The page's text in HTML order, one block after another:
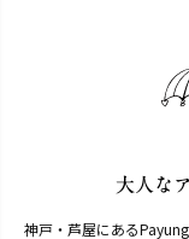
神戸・芦屋にある